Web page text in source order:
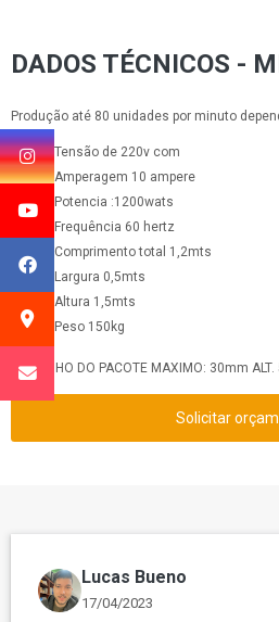
DADOS TÉCNICOS -
Produção até 80 unidades por minuto
Tensão de 220v com
Amperagem 10 ampere
Potencia :1200wats
Frequência 60 hertz
Comprimento total 1,2mts
Largura 0,5mts
Altura 1,5mts
Peso 150kg
TAMANHO DO PACOTE MAXIMO: 30mm
Solicitar
Lucas Bueno
17/04/2023